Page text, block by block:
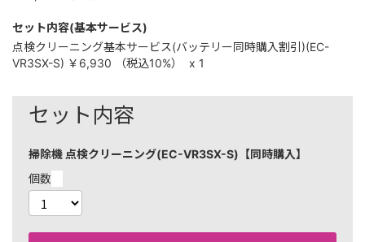
セット内容(基本サービス)
点検クリーニング基本サービス(バッテリー同時購入割引)(EC-
VR3SX-S) ￥6,930 （税込10%） x 1
セット内容
掃除機 点検クリーニング(EC-VR3SX-S)【同時購入】
個数